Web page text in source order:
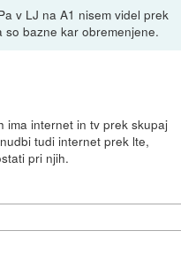
v LJ na A1 nisem videl prek
bazne kar obremenjene.
ima internet in tv prek skupaj
tudi internet prek lte,
pri njih.